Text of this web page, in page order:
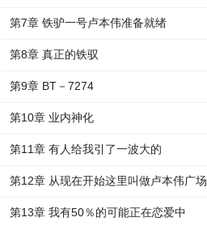
第7章 铁驴一号卢本伟准备就绪
第8章 真正的铁驭
第9章 BT－7274
第10章 业内神化
第11章 有人给我引了一波大的
第12章 从现在开始这里叫做卢本伟广场
第13章 我有50％的可能正在恋爱中